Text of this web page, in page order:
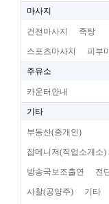
마사지
건전마사지 족탕
스포츠마사지 피부
주유소
카운터안내
기타
부동산(중개인)
잡메니저(직업소개소)
방송국보조출연 전
사찰(공양주) 기타